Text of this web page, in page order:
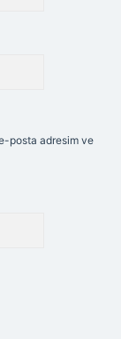
posta adresim ve